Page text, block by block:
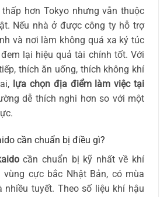
thấp hơn Tokyo nhưng vẫn thuộc
Nếu nhà ở được công ty hỗ trợ
và nơi làm không quá xa ký túc
lại hiệu quả tài chính tốt. Với
thích ăn uống, thích không khí
lựa chọn địa điểm làm việc tại
dễ thích nghi hơn so với một
cần chuẩn bị điều gì?
cần chuẩn bị kỹ nhất về khí
vùng cực bắc Nhật Bản, có mùa
nhiều tuyết. Theo số liệu khí hậu